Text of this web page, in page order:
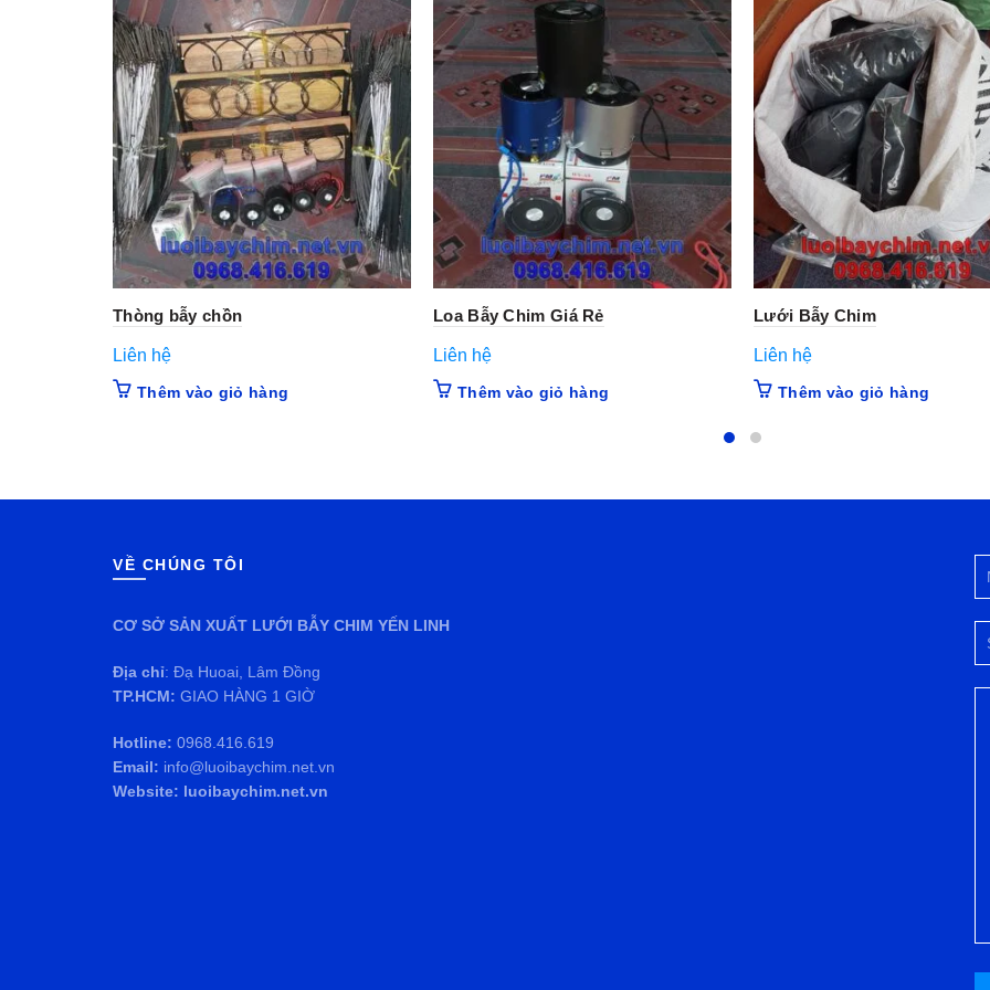
Thòng bẫy chồn
Liên hệ
Thêm vào giỏ hàng
Loa Bẫy Chim Giá Rẻ
Liên hệ
Thêm vào giỏ hàng
Lưới Bẫy Chim
Liên hệ
Thêm vào giỏ hàng
VỀ CHÚNG TÔI
CƠ SỞ SẢN XUẤT LƯỚI BẪY CHIM YẾN LINH
Địa chỉ: Đạ Huoai, Lâm Đồng
TP.HCM: GIAO HÀNG 1 GIỜ
Hotline: 0968.416.619
Email: info@luoibaychim.net.vn
Website: luoibaychim.net.vn